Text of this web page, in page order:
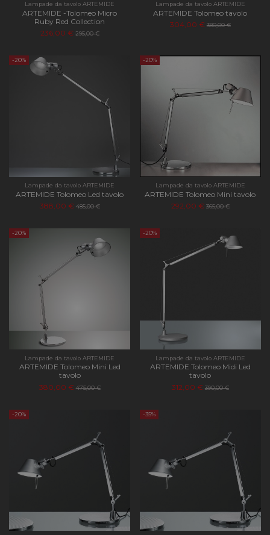
Lampade da tavolo ARTEMIDE
ARTEMIDE -Tolomeo Micro
Ruby Red Collection
236,00 € 295,00 €
Lampade da tavolo ARTEMIDE
ARTEMIDE Tolomeo tavolo
304,00 € 380,00 €
-20%
Lampade da tavolo ARTEMIDE
ARTEMIDE Tolomeo Led tavolo
388,00 € 485,00 €
-20%
Lampade da tavolo ARTEMIDE
ARTEMIDE Tolomeo Mini tavolo
292,00 € 365,00 €
-20%
Lampade da tavolo ARTEMIDE
ARTEMIDE Tolomeo Mini Led
tavolo
380,00 € 475,00 €
-20%
Lampade da tavolo ARTEMIDE
ARTEMIDE Tolomeo Midi Led
tavolo
312,00 € 390,00 €
-20% -35%